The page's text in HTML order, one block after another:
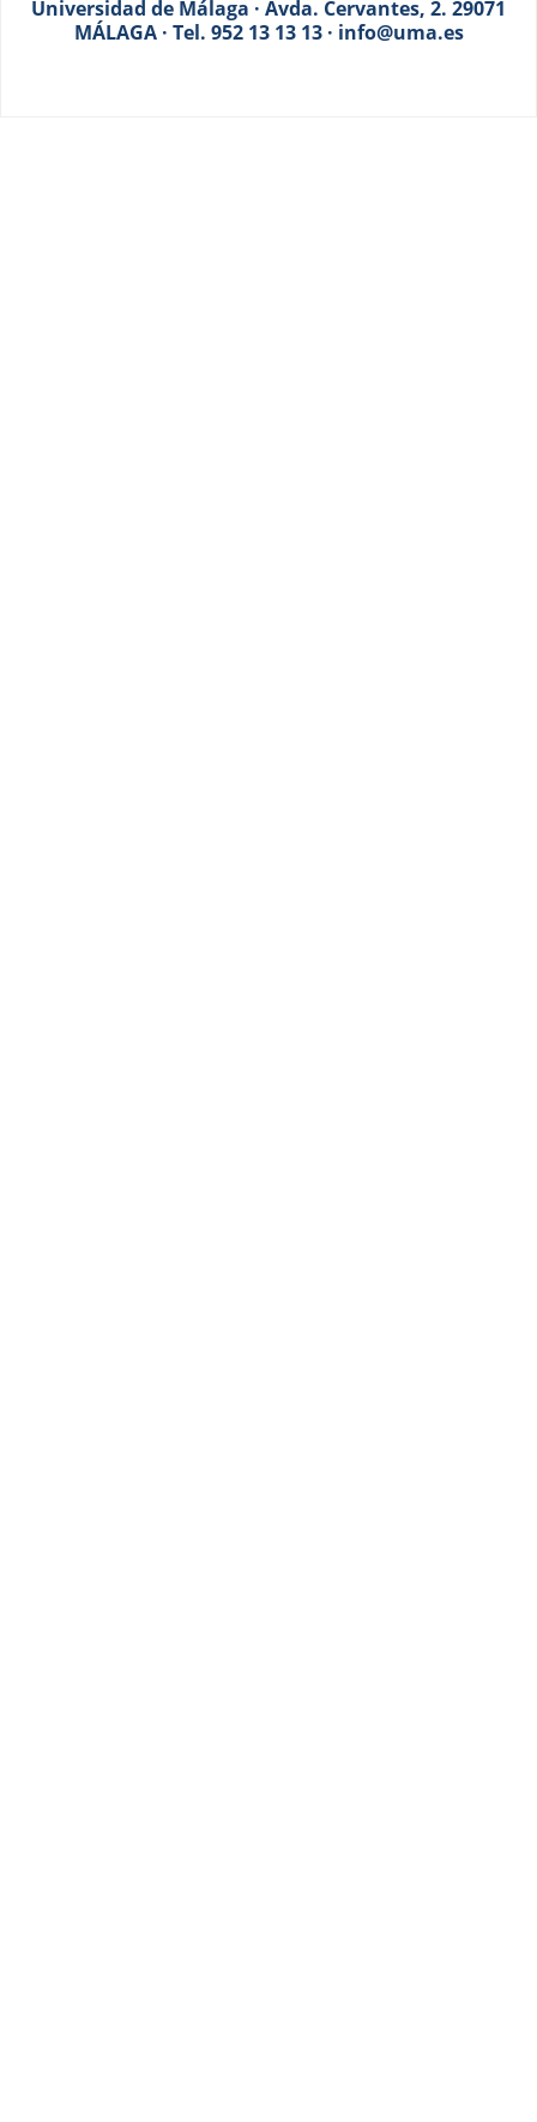
Universidad de Málaga · Avda. Cervantes, 2. 29071
MÁLAGA · Tel. 952 13 13 13 · info@uma.es